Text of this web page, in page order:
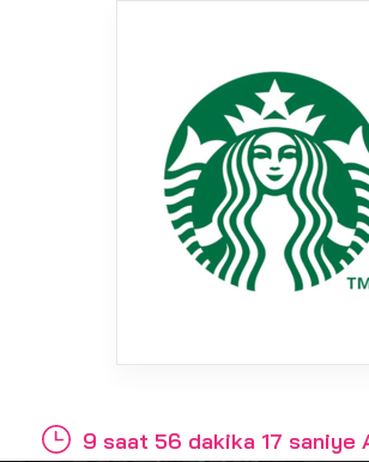
9 saat 56 dakika 17 saniye